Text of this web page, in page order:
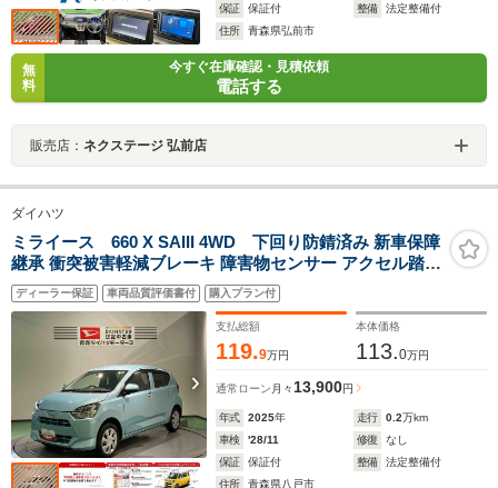
保証
保証付 整備
法定整備付
住所
青森県弘前市
無
料
今すぐ在庫確認・見積依頼
電話する
販売店： ネクステージ 弘前店
ダイハツ
ミライース 660 X SAIII 4WD 下回り防錆済み 新車保障
継承 衝突被害軽減ブレーキ 障害物センサー アクセル踏み
間違い防止装置
ディーラー保証 車両品質評価書付 購入プラン付
支払総額
119.9万円
本体価格
113.0万円
通常ローン 月々 13,900円
年式 2025年 走行 0.2万km
車検
'28/11 修復
なし
保証
保証付 整備
法定整備付
住所
青森県八戸市